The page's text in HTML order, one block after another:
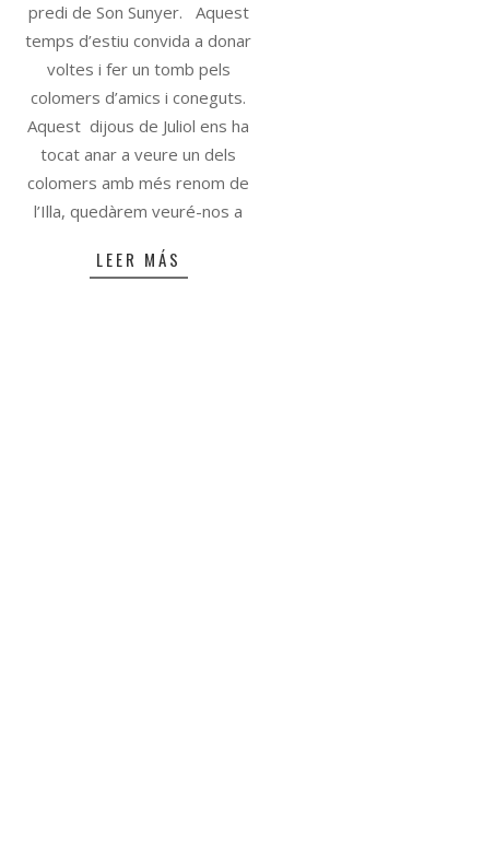
predi de Son Sunyer. Aquest
temps d’estiu convida a donar
voltes i fer un tomb pels
colomers d’amics i coneguts.
Aquest dijous de Juliol ens ha
tocat anar a veure un dels
colomers amb més renom de
l’Illa, quedàrem veuré-nos a
LEER MÁS